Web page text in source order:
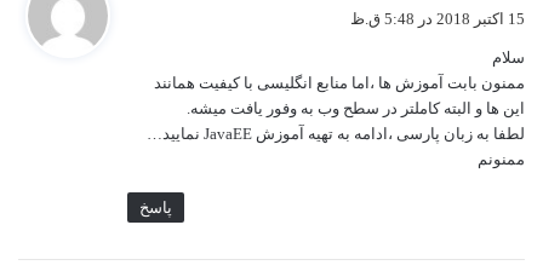
15 اکتبر 2018 در 5:48 ق.ظ
سلام
ممنون بابت آموزش ها ،اما منابع انگلیسی با کیفیت همانند
این ها و البته کاملتر در سطح وب به وفور یافت میشه.
لطفا به زبان پارسی ،ادامه به تهیه آموزش JavaEE نمایید…
ممنونم
پاسخ